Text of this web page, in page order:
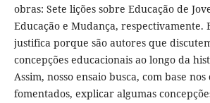
obras: Sete lições sobre Educação de
Educação e Mudança, respectivamente.
justifica porque são autores que
concepções educacionais ao longo da
Assim, nosso ensaio busca, com base nos
fomentados, explicar algumas